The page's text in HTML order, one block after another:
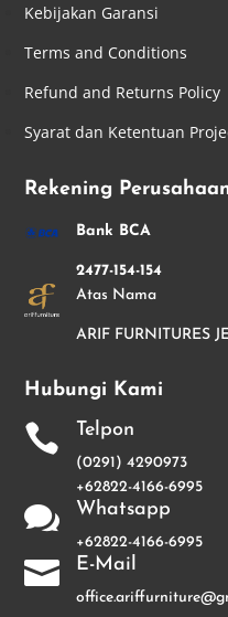
Kebijakan Garansi
Terms and Conditions
Refund and Returns Policy
Syarat dan Ketentuan
Rekening
Bank BCA
2477-154-154
Atas Nama
ARIF FURNITURES
Hubungi Kami
 Telpon
(0291) 4290973
+62822-4166-6995
 Whatsapp
+62822-4166-6995
 E-Mail